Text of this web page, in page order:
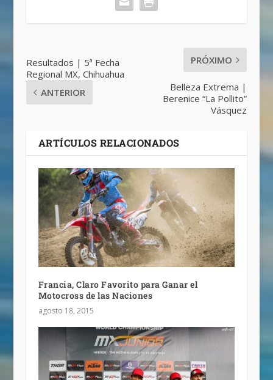
Resultados | 5ª Fecha
Regional MX, Chihuahua
ANTERIOR
PRÓXIMO
Belleza Extrema |
Berenice “La Pollito”
Vásquez
ARTÍCULOS RELACIONADOS
Francia, Claro Favorito para Ganar el
Motocross de las Naciones
agosto 18, 2015